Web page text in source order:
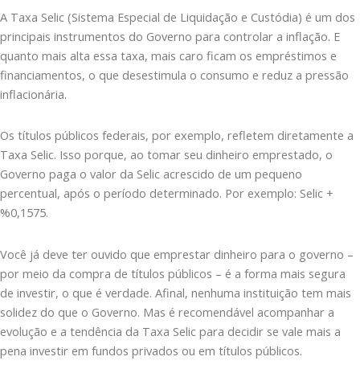
A Taxa Selic (Sistema Especial de Liquidação e Custódia) é um dos
principais instrumentos do Governo para controlar a inflação. E
quanto mais alta essa taxa, mais caro ficam os empréstimos e
financiamentos, o que desestimula o consumo e reduz a pressão
inflacionária.
Os títulos públicos federais, por exemplo, refletem diretamente a
Taxa Selic. Isso porque, ao tomar seu dinheiro emprestado, o
Governo paga o valor da Selic acrescido de um pequeno
percentual, após o período determinado. Por exemplo: Selic +
%0,1575.
Você já deve ter ouvido que emprestar dinheiro para o governo –
por meio da compra de títulos públicos – é a forma mais segura
de investir, o que é verdade. Afinal, nenhuma instituição tem mais
solidez do que o Governo. Mas é recomendável acompanhar a
evolução e a tendência da Taxa Selic para decidir se vale mais a
pena investir em fundos privados ou em títulos públicos.